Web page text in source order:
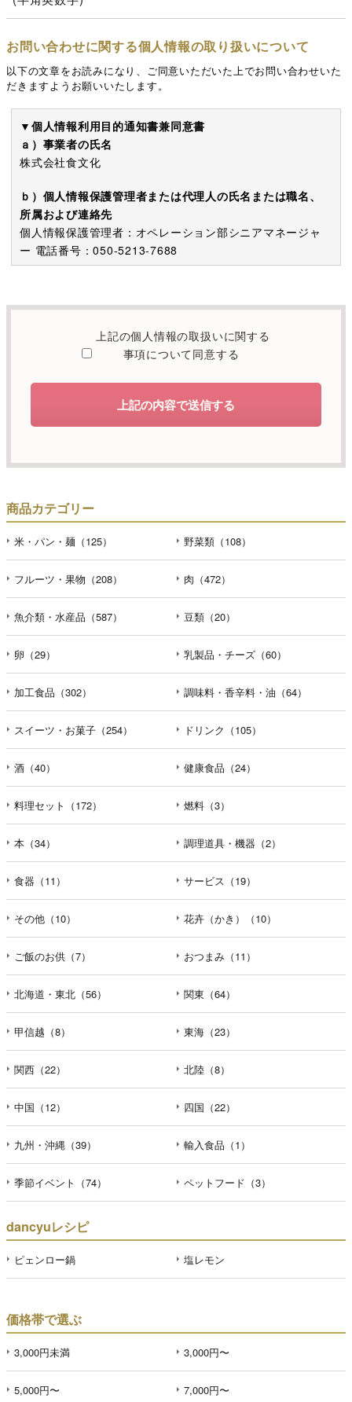
お問い合わせに関する個人情報の取り扱いについて
以下の文章をお読みになり、ご同意いただいた上でお問い合わせいた
だきますようお願いいたします。
▼個人情報利用目的通知書兼同意書
ａ）事業者の氏名
株式会社食文化
ｂ）個人情報保護管理者または代理人の氏名または職名、
所属および連絡先
個人情報保護管理者：オペレーション部シニアマネージャ
ー 電話番号：050-5213-7688
本お問い合わせフォームでご提供いただく個人情報は、お
関する情報を電子メールや電話等でご提供するために利用
d）個人情報を第三者に提供することが予定される場合の事
本人の同意がある場合または法令に基づく場合を除き、取
定の水準に達していると認めた委託者に業務委託の目的で
f）開示対象個人情報の開示等および問合せ窓口について
ご本人からの求めにより、当社が保有する開示対象個人情
報の利用目的の通知・開示・内容の訂正・追加または削
除・利用の停止・消去および第三者への提供の停止（「開
示等」といいます。）に応じます。開示等のお問合せは下
記の連絡先までお願い致します。
g）本人が個人情報を与えることの任意性及び当該情報を与
個人情報の提供は任意と致しますが、当社が依頼する情報
の提供がない場合、内容が正確でない場合はサービスの提
供やご対応等に支障をきたす可能性がございますのでご了
承下さい。
h）弊社は、弊社のウェブサイトへのアクセス状況につい
て、アクセスログ、Cookie（クッキー）等を用いて管理し
ています。これらには、お客様のお名前、ご住所、電話番
号、電子メールアドレスなど、お客様を特定する個人情報
は一切含まれておりません。
個人情報に関する問合わせ窓口
個人情報保護管理者：オペレーション部シニアマネージャ
ー
〒106-0044 東京都港区東麻布一丁目２７番１号 東麻布食
文化ビル４階
ＴＥＬ：050-5213-7688
ＦＡＸ：047-401-6847
上記の個人情報の取扱いに関する
事項について同意する
上記の内容で送信する
商品カテゴリー
米・パン・麺（125） 野菜類（108）
フルーツ・果物（208） 肉（472）
魚介類・水産品（587） 豆類（20）
卵（29） 乳製品・チーズ（60）
加工食品（302） 調味料・香辛料・油（64）
スイーツ・お菓子（254） ドリンク（105）
酒（40） 健康食品（24）
料理セット（172） 燃料（3）
本（34） 調理道具・機器（2）
食器（11） サービス（19）
その他（10） 花卉（かき）（10）
ご飯のお供（7） おつまみ（11）
北海道・東北（56） 関東（64）
甲信越（8） 東海（23）
関西（22） 北陸（8）
中国（12） 四国（22）
九州・沖縄（39） 輸入食品（1）
季節イベント（74） ペットフード（3）
dancyuレシピ
ピェンロー鍋 塩レモン
価格帯で選ぶ
3,000円未満 3,000円〜
5,000円〜 7,000円〜